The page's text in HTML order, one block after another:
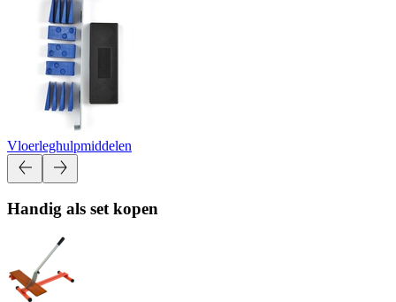
Vloerleghulpmiddelen
Handig als set kopen